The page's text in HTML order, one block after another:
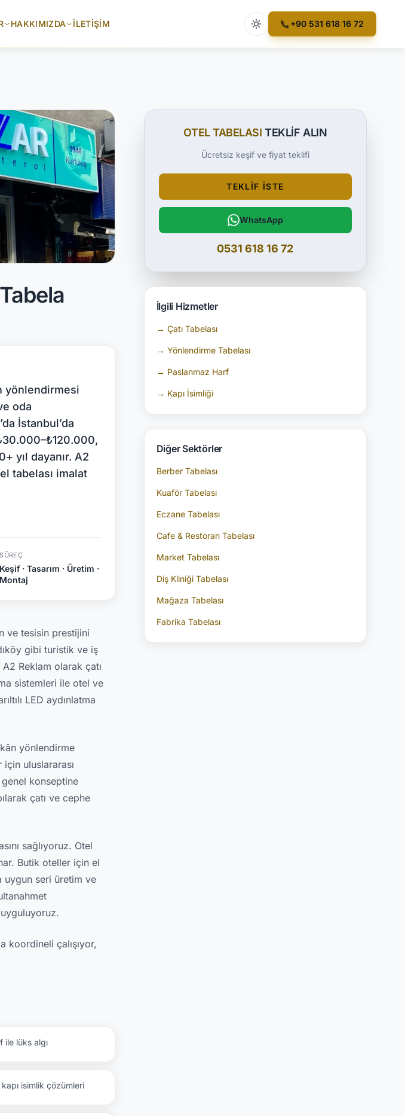
HAKKIMIZDA İLETIŞIM Açık tema etkin
+90 531 618 16 72
yönlendirmesi
oda
İstanbul’da
yıl dayanır. A2
tabelası imalat
SÜREÇ
Keşif · Tasarım · Üretim ·
Montaj
ve tesisin prestijini
gibi turistik ve iş
Reklam olarak çatı
sistemleri ile otel ve
LED aydınlatma
yönlendirme
uluslararası
konseptine
çatı ve cephe
sağlıyoruz. Otel
Butik oteller için el
uygun seri üretim ve
koordineli çalışıyor,
ile lüks algı
isimlik çözümleri
OTEL TABELASI TEKLIF ALIN
Ücretsiz keşif ve fiyat teklifi
TEKLIF İSTE
WhatsApp
0531 618 16 72
İlgili Hizmetler
→ Çatı Tabelası
→ Yönlendirme Tabelası
→ Paslanmaz Harf
→ Kapı İsimliği
Diğer Sektörler
Berber Tabelası
Kuaför Tabelası
Eczane Tabelası
Cafe & Restoran Tabelası
Market Tabelası
Diş Kliniği Tabelası
Mağaza Tabelası
Fabrika Tabelası